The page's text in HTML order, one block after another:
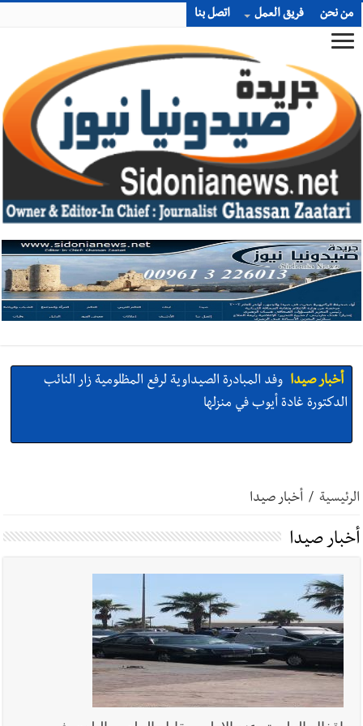
من نحن فريق العمل اتصل بنا
أخبار صيدا
وفد المبادرة الصيداوية لرفع المظلومية زار النائب
الدكتورة غادة أيوب في منزلها
تكريمية في مركز معروف سعد الثقافي برعاية شركة الروان
أخبار صيدا
الحلوة - في منطقة صيدا وإنقاذه وإتهام إبن عمته ؟
أخبار صيدا
بالصور : غسان سركيس يرعى تخرّج فوج الفكر والإبداع
في ثانوية السفير : تعلّمت منكم حب الوطن والتمسك بالأرض ...
والجنوب هو عزة وكرامة لبنان
أخبار صيدا المهندس محمد زهير السعودي يستقبل المختارين
بعاصيري والبيلاني
الرئيسية / أخبار صيدا
أخبار صيدا